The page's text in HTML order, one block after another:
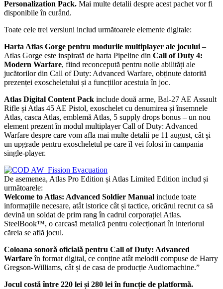
Personalization Pack. Mai multe detalii despre acest pachet vor fi
disponibile în curând.
Toate cele trei versiuni includ următoarele elemente digitale:
Harta Atlas Gorge pentru modurile multiplayer ale jocului –
Atlas Gorge este inspirată de harta Pipeline din Call of Duty 4:
Modern Warfare, fiind reconcepută pentru noile abilități ale
jucătorilor din Call of Duty: Advanced Warfare, obținute datorită
prezenței exoscheletului și a funcțiilor acestuia în joc.
Atlas Digital Content Pack include două arme, Bal-27 AE Assault
Rifle și Atlas 45 AE Pistol, exoschelet cu denumirea și însemnele
Atlas, casca Atlas, emblemă Atlas, 5 supply drops bonus – un nou
element prezent în modul multiplayer Call of Duty: Advanced
Warfare despre care vom afla mai multe detalii pe 11 august, cât și
un upgrade pentru exoscheletul pe care îl vei folosi în campania
single-player.
De asemenea, Atlas Pro Edition și Atlas Limited Edition includ și
următoarele:
Welcome to Atlas: Advanced Soldier Manual include toate
informațiile necesare, atât istorice cât și tactice, oricărui recrut ca să
devină un soldat de prim rang în cadrul corporației Atlas.
SteelBook™, o carcasă metalică pentru colecționari în interiorul
căreia se află jocul.
Coloana sonoră oficială pentru Call of Duty: Advanced
Warfareîn format digital, ce conține atât melodii compuse de Harry
Gregson-Williams, cât și de casa de producție Audiomachine.”
Jocul costă între 220 lei și 280 lei în funcție de platformă.